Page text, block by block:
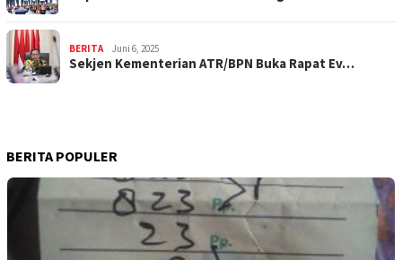
BERITA Juni 6, 2025
Sekjen Kementerian ATR/BPN Buka Rapat Ev…
BERITA POPULER